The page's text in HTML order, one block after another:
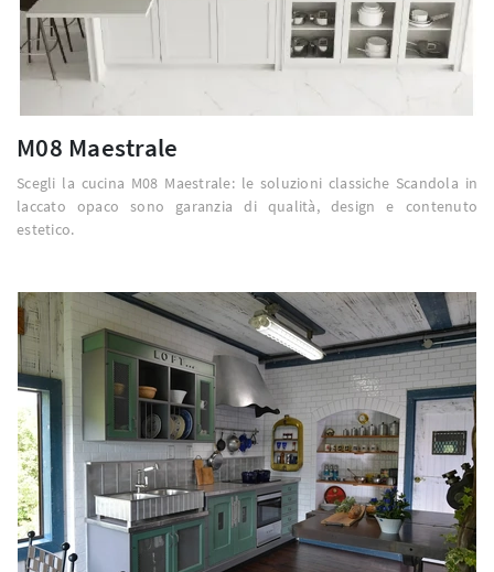
M08 Maestrale
Scegli la cucina M08 Maestrale: le soluzioni classiche Scandola in
laccato opaco sono garanzia di qualità, design e contenuto
estetico.